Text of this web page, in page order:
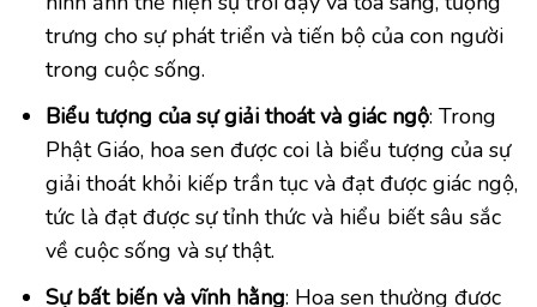
trưng cho sự phát triển và tiến bộ của con người
trong cuộc sống.
Biểu tượng của sự giải thoát và giác ngộ: Trong
Phật Giáo, hoa sen được coi là biểu tượng của sự
giải thoát khỏi kiếp trần tục và đạt được giác ngộ,
tức là đạt được sự tỉnh thức và hiểu biết sâu sắc
về cuộc sống và sự thật.
Sự bất biến và vĩnh hằng: Hoa sen thường được